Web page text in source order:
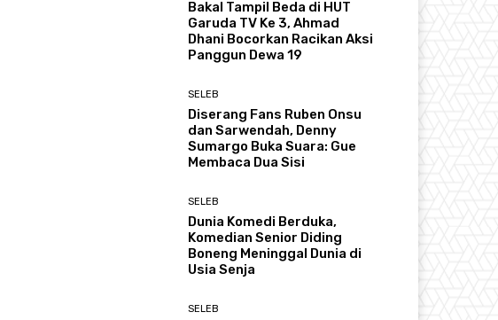
Bakal Tampil Beda di HUT
Garuda TV Ke 3, Ahmad
Dhani Bocorkan Racikan Aksi
Panggun Dewa 19
SELEB
Diserang Fans Ruben Onsu
dan Sarwendah, Denny
Sumargo Buka Suara: Gue
Membaca Dua Sisi
SELEB
Dunia Komedi Berduka,
Komedian Senior Diding
Boneng Meninggal Dunia di
Usia Senja
SELEB